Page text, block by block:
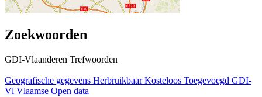
Zoekwoorden
GDI-Vlaanderen Trefwoorden
Geografische gegevens Herbruikbaar Kosteloos Toegevoegd GDI-
Vl Vlaamse Open data